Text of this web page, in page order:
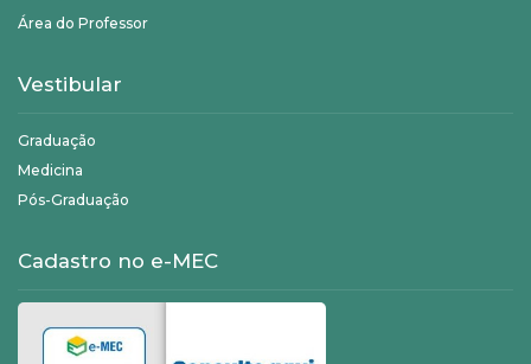
Área do Professor
Vestibular
Graduação
Medicina
Pós-Graduação
Cadastro no e-MEC